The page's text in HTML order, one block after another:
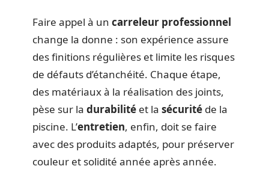
Faire appel à un carreleur professionnel
change la donne : son expérience assure
des finitions régulières et limite les risques
de défauts d’étanchéité. Chaque étape,
des matériaux à la réalisation des joints,
pèse sur la durabilité et la sécurité de la
piscine. L’entretien, enfin, doit se faire
avec des produits adaptés, pour préserver
couleur et solidité année après année.